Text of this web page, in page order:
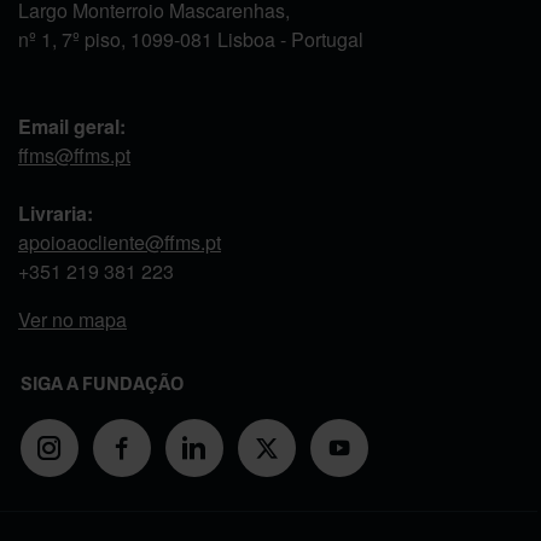
Largo Monterroio Mascarenhas,
nº 1, 7º piso, 1099-081 Lisboa - Portugal
Email geral:
ffms@ffms.pt
Livraria:
apoioaocliente@ffms.pt
+351 219 381 223
Ver no mapa
SIGA A FUNDAÇÃO